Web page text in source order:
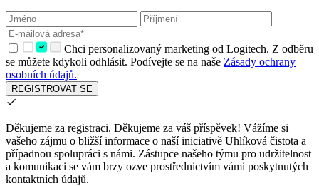
Chci personalizovaný marketing od Logitech. Z odběru
se můžete kdykoli odhlásit. Podívejte se na naše Zásady ochrany
osobních údajů.
REGISTROVAT SE
Děkujeme za registraci. Děkujeme za váš příspěvek! Vážíme si
vašeho zájmu o bližší informace o naší iniciativě Uhlíková čistota a
případnou spolupráci s námi. Zástupce našeho týmu pro udržitelnost
a komunikaci se vám brzy ozve prostřednictvím vámi poskytnutých
kontaktních údajů.